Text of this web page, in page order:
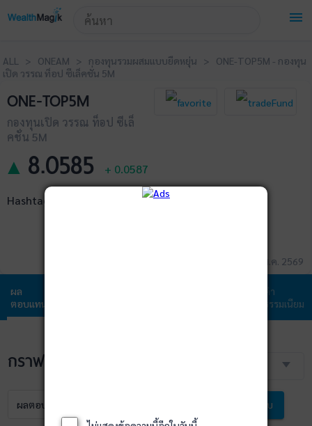
menu
ALL > ONEAM > กองทุนรวมผสมแบบยืดหยุ่น > ONE-TOP5M - กองทุน
เปิด วรรณ ท็อป ซีเล็คชั่น 5M
ONE-TOP5M
กองทุนเปิด วรรณ ท็อป ซีเล็
คชั่น 5M
▲ 8.0585 + 0.0587
Hashtags
ข้อมูล ณ วันที่ 06 ส.ค. 2569
ผล
ตอบแทน
ค่า
ธรรมเนียม
กราฟราคา NAV
ผลตอบแทน เปรียบเทียบ
!-- Start Advertise -->